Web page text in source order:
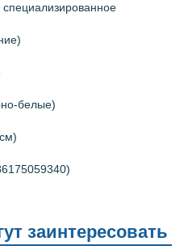
специализированное
белые)
заинтересовать